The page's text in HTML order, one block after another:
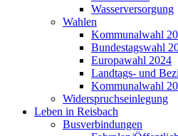
Wasserversorgung
Wahlen
Kommunalwahl
Bundestagswahl
Europawahl 2024
Landtags- und
Kommunalwahl
Widerspruchseinlegung
Leben in Reisbach
Busverbindungen